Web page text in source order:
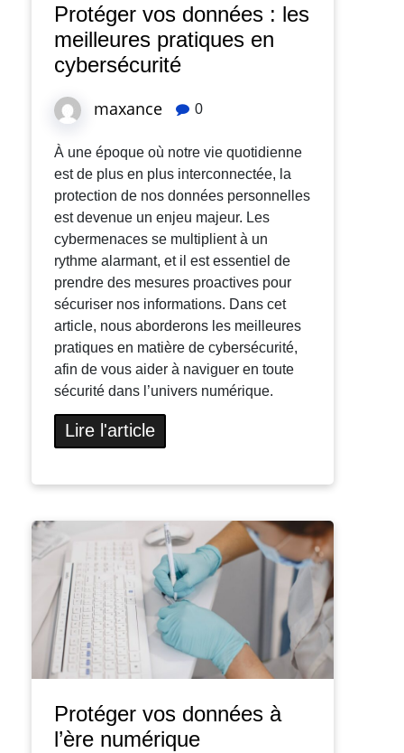
Protéger vos données : les
meilleures pratiques en
cybersécurité
maxance 0
À une époque où notre vie quotidienne
est de plus en plus interconnectée, la
protection de nos données personnelles
est devenue un enjeu majeur. Les
cybermenaces se multiplient à un
rythme alarmant, et il est essentiel de
prendre des mesures proactives pour
sécuriser nos informations. Dans cet
article, nous aborderons les meilleures
pratiques en matière de cybersécurité,
afin de vous aider à naviguer en toute
sécurité dans l’univers numérique.
Lire l'article
Protéger vos données à
l’ère numérique